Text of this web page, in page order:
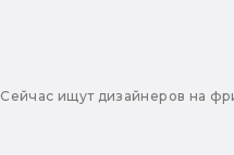
Сейчас ищут дизайнеров на